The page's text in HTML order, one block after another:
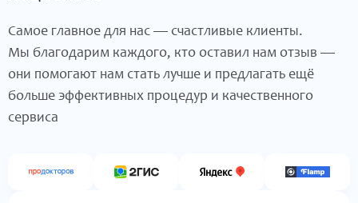
Самое главное для нас — счастливые клиенты.
Мы благодарим каждого, кто оставил нам отзыв —
они помогают нам стать лучше и предлагать ещё
больше эффективных процедур и качественного
сервиса